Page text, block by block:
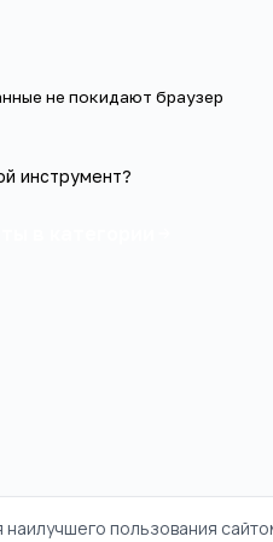
не покидают браузер
инструмент?
наилучшего пользования